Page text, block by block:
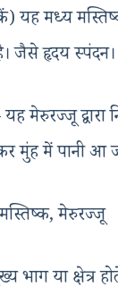
यह मध्य
जैसे हृदय स्पंदन।
मेरुरज्जू द्वारा
मुंह में पानी आ
मस्तिष्क, मेरुरज्जू
भाग या क्षेत्र